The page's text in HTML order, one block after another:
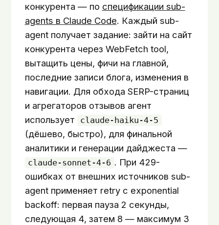
конкурента — по спецификации sub-
agents в Claude Code. Каждый sub-
agent получает задание: зайти на сайт
конкурента через WebFetch tool,
вытащить цены, фичи на главной,
последние записи блога, изменения в
навигации. Для обхода SERP-страниц
и агрегаторов отзывов агент
использует
claude-haiku-4-5
(дёшево, быстро), для финальной
аналитики и генерации дайджеста —
claude-sonnet-4-6 . При 429-
ошибках от внешних источников sub-
agent применяет retry с exponential
backoff: первая пауза 2 секунды,
следующая 4, затем 8 — максимум 3